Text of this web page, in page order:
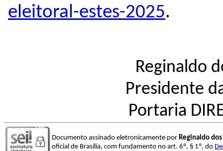
eleitoral-estes-2025.
Reginaldo
Presidente
Portaria
Documento assinado eletronicamente por Reginaldo
oficial de Brasília, com fundamento no art. 6º, § 1º, do